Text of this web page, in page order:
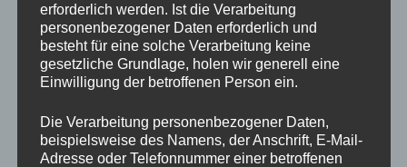
Hallöchen liebe Weltenbummler, unsere Reise ging in Rovinj
weiter. Wir beschlossen nämlich von Rijeka nach Rovinj und
danach nach Pula zurück zu fahren. Pula war nur eine halbe
Stunde von Rovinj entfernt und das war es uns definitiv Wert!
erforderlich werden. Ist die Verarbeitung
personenbezogener Daten erforderlich und
besteht für eine solche Verarbeitung keine
gesetzliche Grundlage, holen wir generell eine
Einwilligung der betroffenen Person ein.
Die Verarbeitung personenbezogener Daten,
beispielsweise des Namens, der Anschrift, E-Mail-
Adresse oder Telefonnummer einer betroffenen